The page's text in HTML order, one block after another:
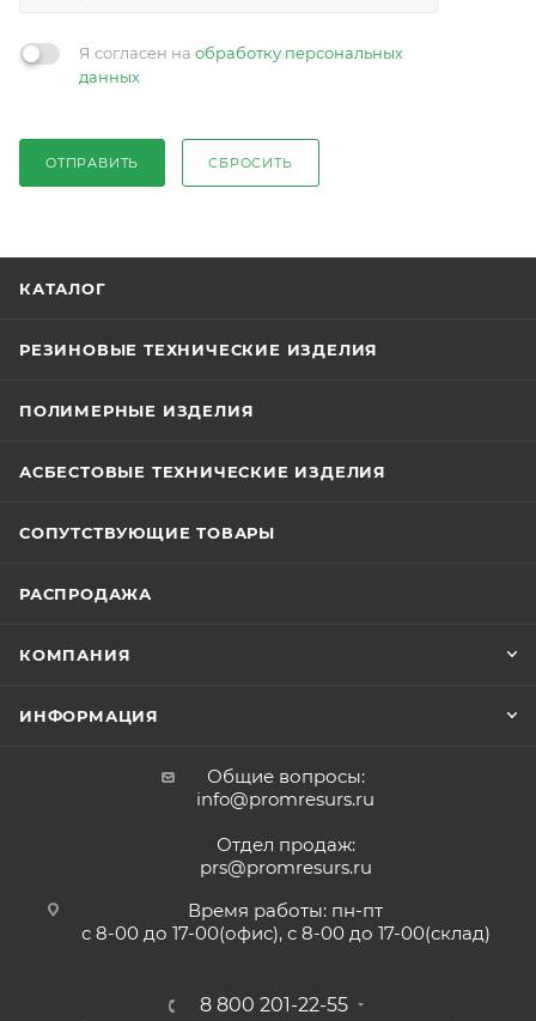
Я согласен на обработку персональных
данных
ОТПРАВИТЬ СБРОСИТЬ
КАТАЛОГ
РЕЗИНОВЫЕ ТЕХНИЧЕСКИЕ ИЗДЕЛИЯ
ПОЛИМЕРНЫЕ ИЗДЕЛИЯ
АСБЕСТОВЫЕ ТЕХНИЧЕСКИЕ ИЗДЕЛИЯ
СОПУТСТВУЮЩИЕ ТОВАРЫ
РАСПРОДАЖА
КОМПАНИЯ
ИНФОРМАЦИЯ
Общие вопросы:
info@promresurs.ru
Отдел продаж:
prs@promresurs.ru
Время работы: пн-пт
с 8-00 до 17-00(офис), с 8-00 до 17-00(склад)
8 800 201-22-55